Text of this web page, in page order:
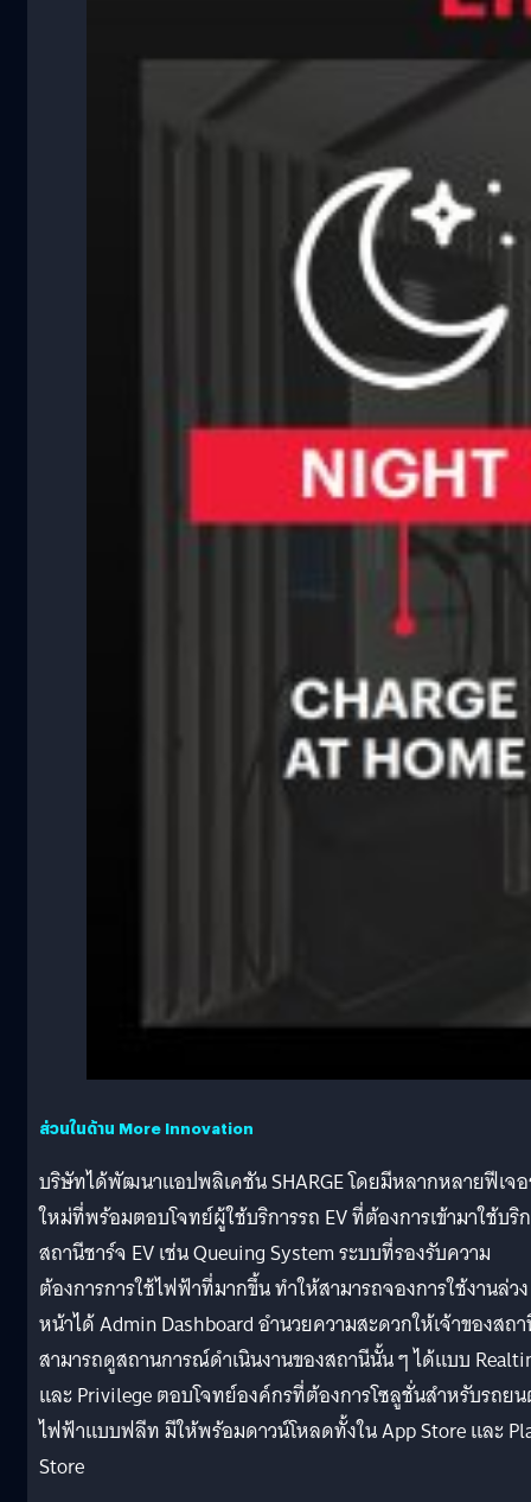
ส่วนในด้าน More Innovation
บริษัทได้พัฒนาแอปพลิเคชัน SHARGE โดยมีหลากหลายฟีเจ
ใหม่ที่พร้อมตอบโจทย์ผู้ใช้บริการรถ EV ที่ต้องการเข้ามาใช้บริ
สถานีชาร์จ EV เช่น Queuing System ระบบที่รองรับความ
ต้องการการใช้ไฟฟ้าที่มากขึ้น ทำให้สามารถจองการใช้งานล่วง
หน้าได้ Admin Dashboard อำนวยความสะดวกให้เจ้าของสถ
สามารถดูสถานการณ์ดำเนินงานของสถานีนั้น ๆ ได้แบบ
และ Privilege ตอบโจทย์องค์กรที่ต้องการโซลูชั่นสำหรับรถย
ไฟฟ้าแบบฟลีท มีให้พร้อมดาวน์โหลดทั้งใน App Store และ
Store